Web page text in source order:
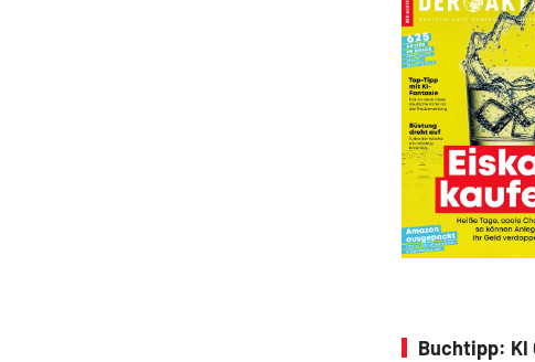
Buchtipp: KI